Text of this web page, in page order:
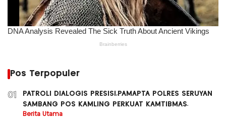
Pos Terpopuler
01
PATROLI DIALOGIS PRESISI,PAMAPTA POLRES SERUYAN
SAMBANG POS KAMLING PERKUAT KAMTIBMAS.
Berita Utama